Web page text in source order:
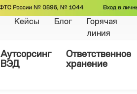
Кейсы Блог
Горячая
линия
Аутсорсинг
ВЭД
Ответственное
хранение